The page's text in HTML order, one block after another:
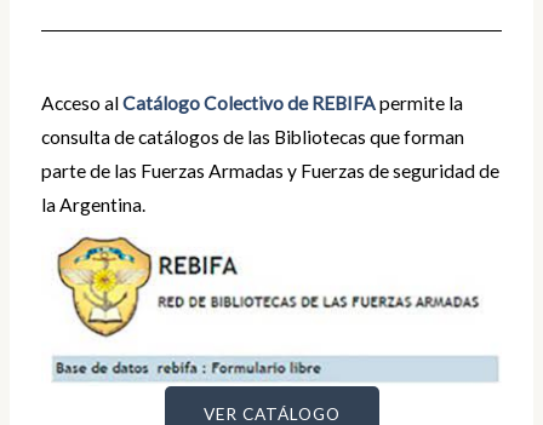
Acceso alCatálogo Colectivo de REBIFApermite la
consulta de catálogos de las Bibliotecas que forman
parte de las Fuerzas Armadas y Fuerzas de seguridad de
la Argentina.
VER CATÁLOGO